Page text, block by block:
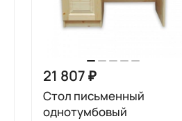
21 807 ₽
Стол письменный
однотумбовый